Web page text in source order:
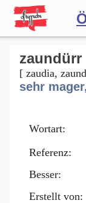
Forum
Blog
zaundürr
[ zaudia,
sehr
Wortart:
Referenz:
Besser:
Erstellt von: